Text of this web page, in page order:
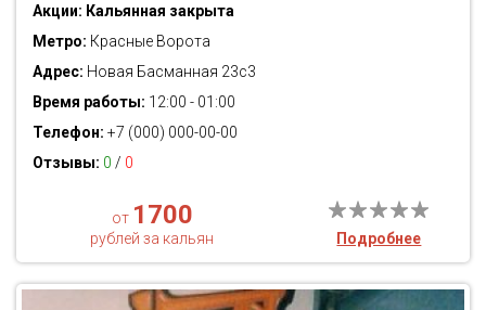
Акции: Кальянная закрыта
Метро: Красные Ворота
Адрес: Новая Басманная 23с3
Время работы: 12:00 - 01:00
Телефон: +7 (000) 000-00-00
Отзывы: 0 / 0
от 1700
рублей за кальян Подробнее